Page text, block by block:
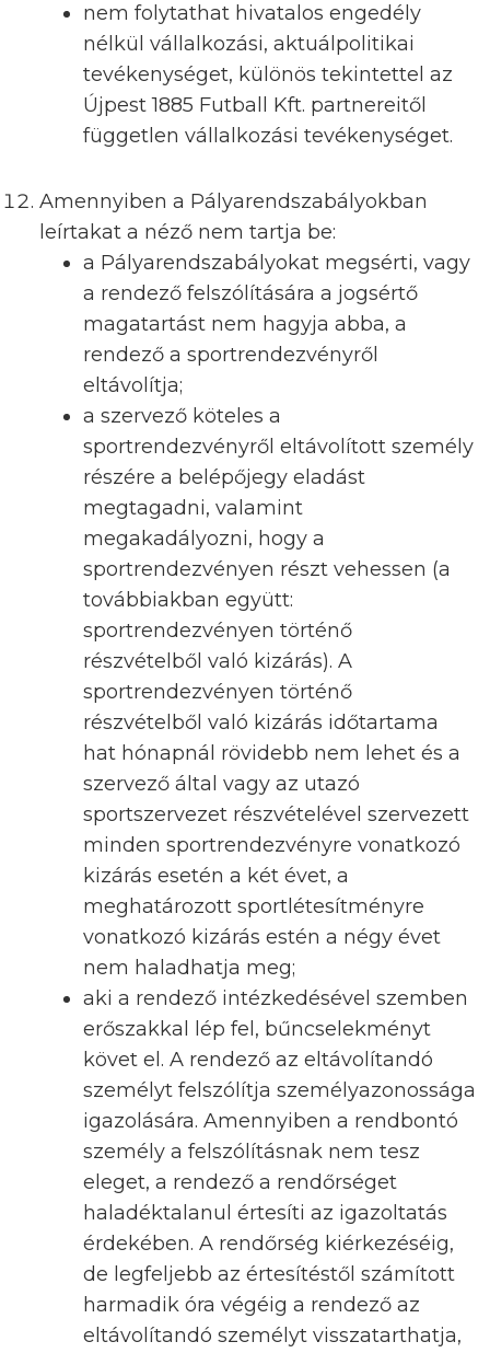
nem folytathat hivatalos engedély
nélkül vállalkozási, aktuálpolitikai
tevékenységet, különös tekintettel az
Újpest 1885 Futball Kft. partnereitől
független vállalkozási tevékenységet.
Amennyiben a Pályarendszabályokban
leírtakat a néző nem tartja be:
a Pályarendszabályokat megsérti, vagy
a rendező felszólítására a jogsértő
magatartást nem hagyja abba, a
rendező a sportrendezvényről
eltávolítja;
a szervező köteles a
sportrendezvényről eltávolított személy
részére a belépőjegy eladást
megtagadni, valamint
megakadályozni, hogy a
sportrendezvényen részt vehessen (a
továbbiakban együtt:
sportrendezvényen történő
részvételből való kizárás). A
sportrendezvényen történő
részvételből való kizárás időtartama
hat hónapnál rövidebb nem lehet és a
szervező által vagy az utazó
sportszervezet részvételével szervezett
minden sportrendezvényre vonatkozó
kizárás esetén a két évet, a
meghatározott sportlétesítményre
vonatkozó kizárás estén a négy évet
nem haladhatja meg;
aki a rendező intézkedésével szemben
erőszakkal lép fel, bűncselekményt
követ el. A rendező az eltávolítandó
személyt felszólítja személyazonossága
igazolására. Amennyiben a rendbontó
személy a felszólításnak nem tesz
eleget, a rendező a rendőrséget
haladéktalanul értesíti az igazoltatás
érdekében. A rendőrség kiérkezéséig,
de legfeljebb az értesítéstől számított
harmadik óra végéig a rendező az
eltávolítandó személyt visszatarthatja,